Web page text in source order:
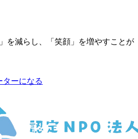
を減らし、「笑顔」を増やすことが
ターになる